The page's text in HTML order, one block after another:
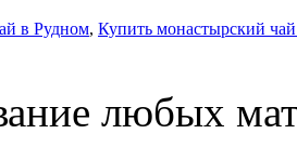
в Рудном, Купить монастырский
любых